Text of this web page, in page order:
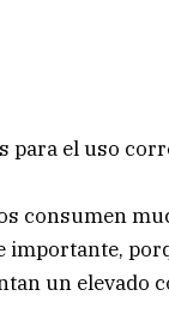
el uso
consumen
importante,
un elevado